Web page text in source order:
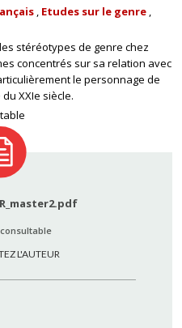
Etudes sur le genre
stéréotypes de genre chez
concentrés sur sa relation avec
le personnage de
XXIe siècle.
L'AUTEUR